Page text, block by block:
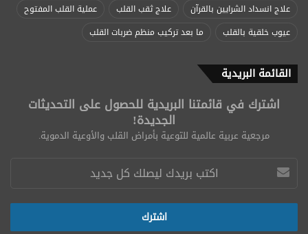
علاج انسداد الشرايين بالقرآن
علاج ثقب القلب
عملية القلب المفتوح
عيوب خلقية بالقلب
ما بعد تركيب منظم ضربات القلب
القائمة البريدية
اشترك في قائمتنا البريدية للحصول على التحديثات
الجديدة!
مرجعية عربية عالمية للتوعية بأمراض القلب والأوعية الدموية.